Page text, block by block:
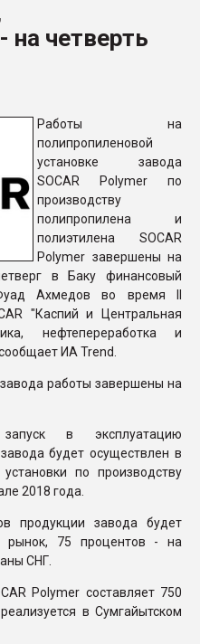
на четверть
Работы на
полипропиленовой
установке завода
SOCAR Polymer по
производству
полипропилена и
полиэтилена SOCAR
Polymer завершены на
в Баку финансовый
Ахмедов во время II
"Каспий и Центральная
нефтепереработка и
ИА Trend.
работы завершены на
в эксплуатацию
будет осуществлен в
по производству
2018 года.
продукции завода будет
рынок, 75 процентов - на
СНГ.
Polymer составляет 750
в Сумгайытском